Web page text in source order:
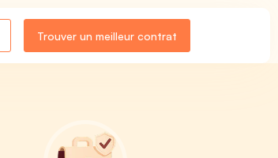
Trouver un meilleur contrat